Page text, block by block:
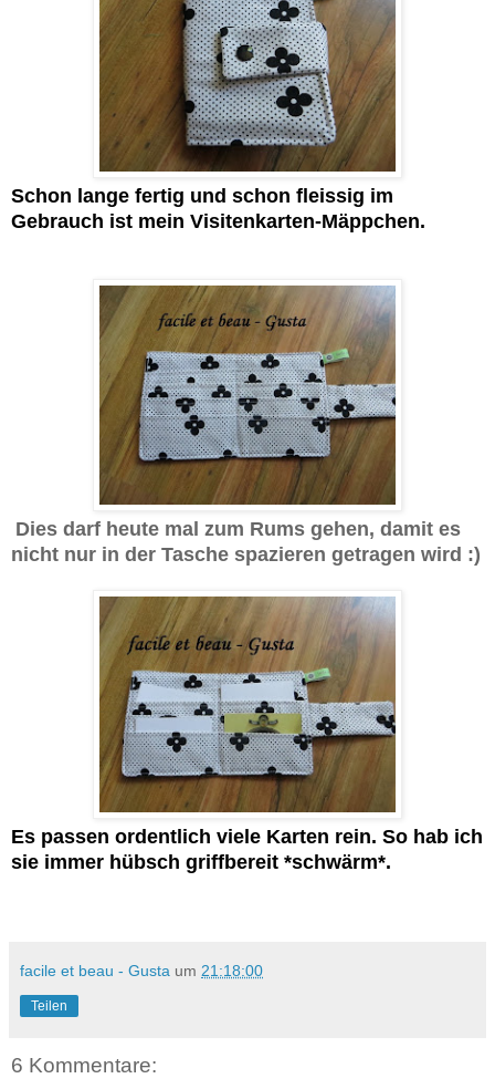
Schon lange fertig und schon fleissig im
Gebrauch ist mein Visitenkarten-Mäppchen.
Dies darf heute mal zum Rums gehen, damit es
nicht nur in der Tasche spazieren getragen wird :)
Es passen ordentlich viele Karten rein. So hab ich
sie immer hübsch griffbereit *schwärm*.
facile et beau - Gusta um 21:18:00
Teilen
6 Kommentare: